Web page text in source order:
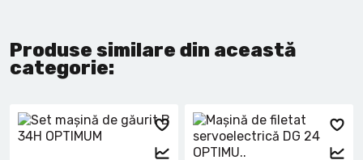
Produse similare din această
categorie: